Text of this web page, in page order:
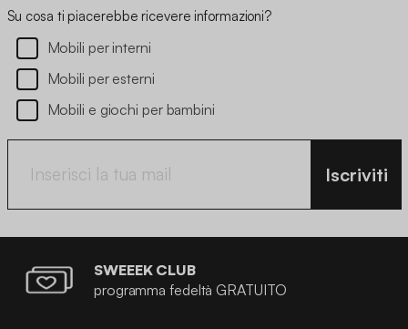
Su cosa ti piacerebbe ricevere informazioni?
Mobili per interni
Mobili per esterni
Mobili e giochi per bambini
Iscriviti
SWEEEK CLUB
programma fedeltà GRATUITO